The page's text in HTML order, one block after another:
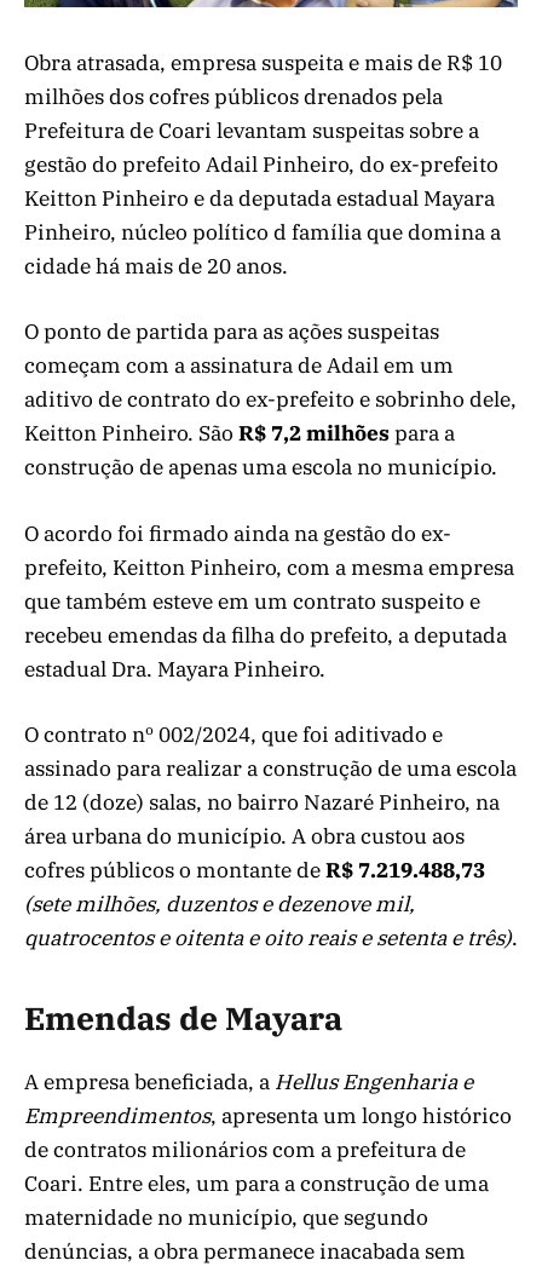
Obra atrasada, empresa suspeita e mais de R$ 10
milhões dos cofres públicos drenados pela
Prefeitura de Coari levantam suspeitas sobre a
gestão do prefeito Adail Pinheiro, do ex-prefeito
Keitton Pinheiro e da deputada estadual Mayara
Pinheiro, núcleo político d família que domina a
cidade há mais de 20 anos.
O ponto de partida para as ações suspeitas
começam com a assinatura de Adail em um
aditivo de contrato do ex-prefeito e sobrinho dele,
Keitton Pinheiro. São R$ 7,2 milhõespara a
construção de apenas uma escola no município.
O acordo foi firmado ainda na gestão do ex-
prefeito, Keitton Pinheiro, com a mesma empresa
que também esteve em um contrato suspeito e
recebeu emendas da filha do prefeito, a deputada
estadual Dra. Mayara Pinheiro.
O contrato nº 002/2024, que foi aditivado e
assinado para realizar a construção de uma escola
de 12 (doze) salas, no bairro Nazaré Pinheiro, na
área urbana do município. A obra custou aos
cofres públicos o montante deR$ 7.219.488,73
(sete milhões, duzentos e dezenove mil,
quatrocentos e oitenta e oito reais e setenta e três).
Emendas de Mayara
A empresa beneficiada, a Hellus Engenharia e
Empreendimentos, apresenta um longo histórico
de contratos milionários com a prefeitura de
Coari. Entre eles, um para a construção de uma
maternidade no município, que segundo
denúncias, a obra permanece inacabada sem